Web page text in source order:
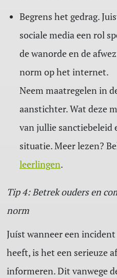
Begrens het gedrag.
sociale media een rol
de wanorde en de
norm op het internet.
Neem maatregelen in
aanstichter. Wat deze
van jullie sanctiebeleid
situatie. Meer lezen?
leerlingen.
Tip 4: Betrek ouders en
norm
Juíst wanneer een
heeft, is het een serieuze
informeren. Dit vanwege